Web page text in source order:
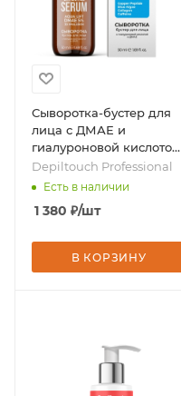
Сыворотка-бустер для
лица с ДМАЕ и
гиалуроновой кислотой,
50 мл, бренд -
Depiltouch Professional
Depiltouch Professional
Есть в наличии
1 380 ₽/шт
В КОРЗИНУ